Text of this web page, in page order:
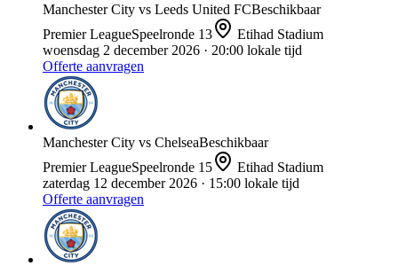
Manchester City vs Leeds United FCBeschikbaar
Premier LeagueSpeelronde 13
Etihad Stadium
woensdag 2 december 2026 · 20:00 lokale tijd
Offerte aanvragen
Manchester City vs ChelseaBeschikbaar
Premier LeagueSpeelronde 15
Etihad Stadium
zaterdag 12 december 2026 · 15:00 lokale tijd
Offerte aanvragen